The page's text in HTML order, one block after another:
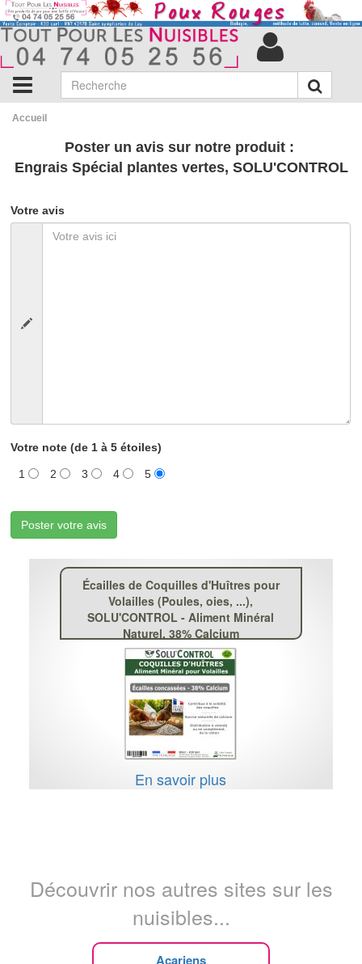
Accueil
Poster un avis sur notre produit :
Engrais Spécial plantes vertes, SOLU'CONTROL
Votre avis
Votre note (de 1 à 5 étoiles)
1 2 3 4 5
Poster votre avis
Écailles de Coquilles d'Huîtres pour
Volailles (Poules, oies, ...),
SOLU'CONTROL - Aliment Minéral
Naturel, 38% Calcium
En savoir plus
Découvrir nos autres sites sur les
nuisibles...
Acariens